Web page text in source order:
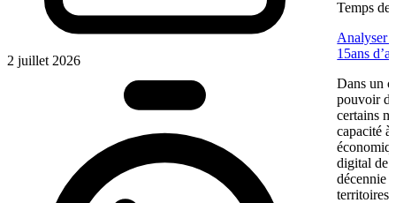
2 juillet 2026
Temps de
Analyser
15ans
Dans un
pouvoir
certains
capacité
digital de
décennie